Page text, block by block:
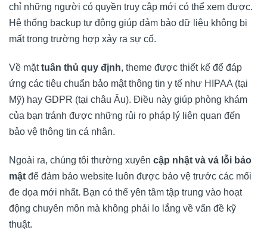
chỉ những người có quyền truy cập mới có thể xem được.
Hệ thống backup tự động giúp đảm bảo dữ liệu không bị
mất trong trường hợp xảy ra sự cố.
Về mặttuân thủ quy định, theme được thiết kế để đáp
ứng các tiêu chuẩn bảo mật thông tin y tế như HIPAA (tại
Mỹ) hay GDPR (tại châu Âu). Điều này giúp phòng khám
của bạn tránh được những rủi ro pháp lý liên quan đến
bảo vệ thông tin cá nhân.
Ngoài ra, chúng tôi thường xuyên cập nhật và vá lỗi bảo
mật để đảm bảo website luôn được bảo vệ trước các mối
đe dọa mới nhất. Bạn có thể yên tâm tập trung vào hoạt
động chuyên môn mà không phải lo lắng về vấn đề kỹ
thuật.